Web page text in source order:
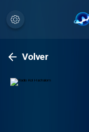
Volver